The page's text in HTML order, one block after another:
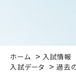
ホーム 入試情報
入試データ
過去